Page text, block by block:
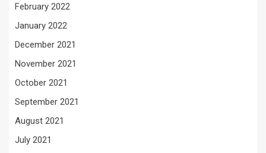
February 2022
January 2022
December 2021
November 2021
October 2021
September 2021
August 2021
July 2021